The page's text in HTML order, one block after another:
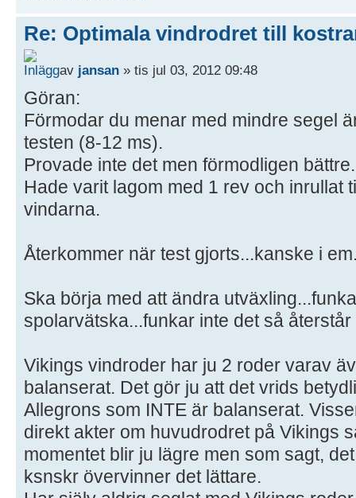
Re: Optimala vindrodret till
av jansan » tis jul 03, 2012 09:48
Göran:
Förmodar du menar med mindre segel
testen (8-12 ms).
Provade inte det men förmodligen bättre.
Hade varit lagom med 1 rev och inrullat
vindarna.
Återkommer när test gjorts...kanske i
Ska börja med att ändra
spolarvätska...funkar inte det så
Vikings vindroder har ju 2 roder varav
balanserat. Det gör ju att det vrids
Allegrons som INTE är balanserat.
direkt akter om huvudrodret på Vikings
momentet blir ju lägre men som sagt,
ksnskr övervinner det lättare.